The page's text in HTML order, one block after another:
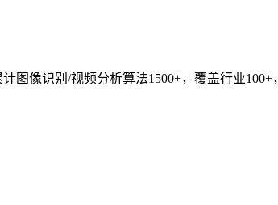
图像识别/视频分析算法1500+，覆盖行业